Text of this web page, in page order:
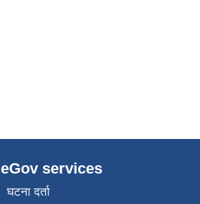
eGov services
घटना दर्ता